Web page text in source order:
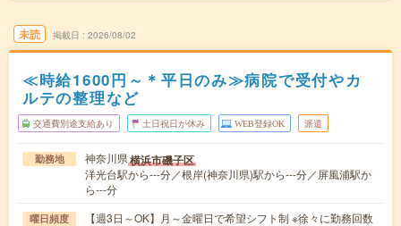
未読 掲載日 2026/08/02
≪時給1600円～＊平日のみ≫病院で受付やカ
ルテの整理など
交通費別途支給あり 土日祝日が休み WEB登録OK 派遣
勤務地 神奈川県横浜市磯子区
洋光台駅から---分／根岸(神奈川県)駅から---分／屏風浦駅か
ら---分
曜日頻度
【週3日～OK】月～金曜日で希望シフト制 ※徐々に勤務回数